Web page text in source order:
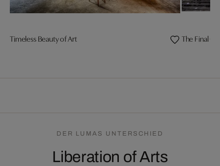
Timeless Beauty of Art The Final
DER LUMAS UNTERSCHIED
Liberation of Arts